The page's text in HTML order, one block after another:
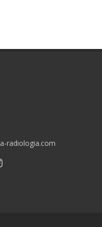
radiologia.com